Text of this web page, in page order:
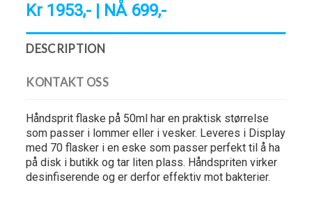
Kr 1953,- | NÅ 699,-
DESCRIPTION
KONTAKT OSS
Håndsprit flaske på 50ml har en praktisk størrelse
som passer i lommer eller i vesker. Leveres i Display
med 70 flasker i en eske som passer perfekt til å ha
på disk i butikk og tar liten plass. Håndspriten virker
desinfiserende og er derfor effektiv mot bakterier.